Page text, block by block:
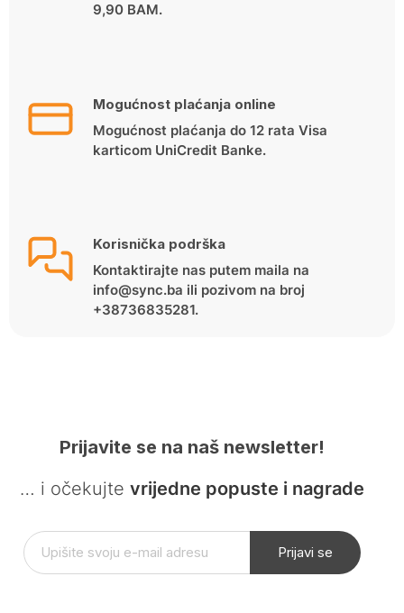
9,90 BAM.
Mogućnost plaćanja online
Mogućnost plaćanja do 12 rata Visa
karticom UniCredit Banke.
Korisnička podrška
Kontaktirajte nas putem maila na
info@sync.ba ili pozivom na broj
+38736835281.
Prijavite se na naš newsletter!
… i očekujte vrijedne popuste i nagrade
Prijavi se